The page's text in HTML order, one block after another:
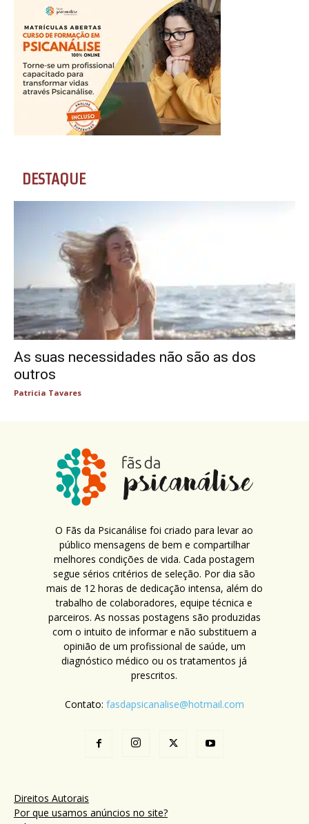
DESTAQUE
As suas necessidades não são as dos
outros
Patricia Tavares
O Fãs da Psicanálise foi criado para levar ao
público mensagens de bem e compartilhar
melhores condições de vida. Cada postagem
segue sérios critérios de seleção. Por dia são
mais de 12 horas de dedicação intensa, além do
trabalho de colaboradores, equipe técnica e
parceiros. As nossas postagens são produzidas
com o intuito de informar e não substituem a
opinião de um profissional de saúde, um
diagnóstico médico ou os tratamentos já
prescritos.
Contato: fasdapsicanalise@hotmail.com
Direitos Autorais
Por que usamos anúncios no site?